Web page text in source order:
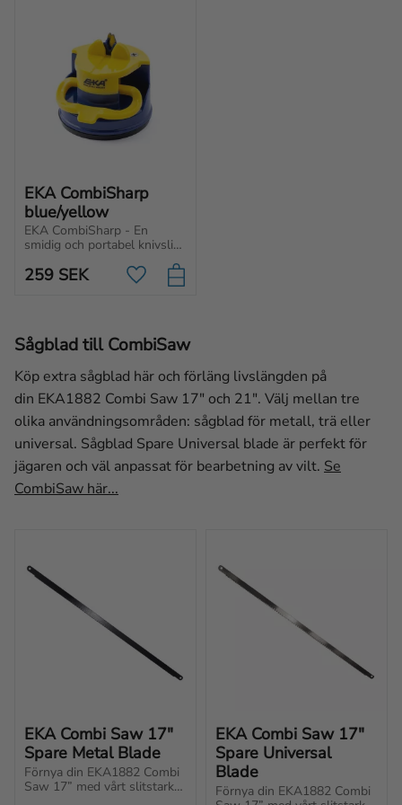
EKA CombiSharp
blue/yellow
EKA CombiSharp - En
smidig och portabel knivslip
hårdmetall för långvarig
259 SEK Lägg till i favoriter
Sågblad till CombiSaw
Köp extra sågblad här och förläng livslängden på
din EKA1882 Combi Saw 17" och 21". Välj mellan tre
olika användningsområden: sågblad för metall, trä eller
universal. Sågblad Spare Universal blade är perfekt för
jägaren och väl anpassat för bearbetning av vilt. Se
CombiSaw här...
EKA Combi Saw 17"
Spare Metal Blade
Förnya din EKA1882 Combi
Saw 17” med vårt slitstarka
EKA Combi Saw 17"
Spare Universal
Blade
Förnya din EKA1882 Combi